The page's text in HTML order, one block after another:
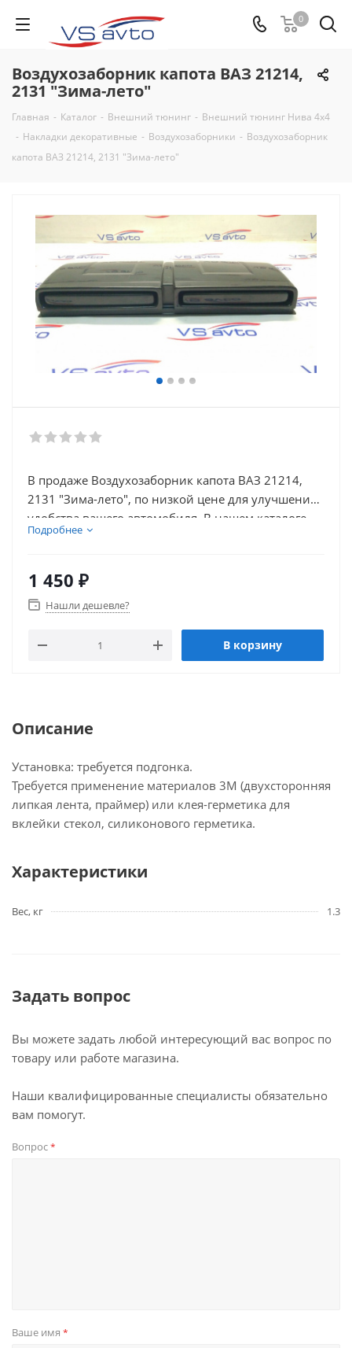
0
Воздухозаборник капота ВАЗ 21214,
2131 "Зима-лето"
Главная - Каталог - Внешний тюнинг - Внешний тюнинг Нива 4х4
- Накладки декоративные - Воздухозаборники - Воздухозаборник
капота ВАЗ 21214, 2131 "Зима-лето"
В продаже Воздухозаборник капота ВАЗ 21214,
2131 "Зима-лето", по низкой цене для улучшения
удобства вашего автомобиля. В нашем каталоге
так же присутствует множество товаров для
Подробнее
1 450 ₽
Нашли дешевле?
В корзину
Описание
Установка: требуется подгонка.
Требуется применение материалов 3М (двухсторонняя
липкая лента, праймер) или клея-герметика для
вклейки стекол, силиконового герметика.
Характеристики
Вес, кг 1.3
Задать вопрос
Вы можете задать любой интересующий вас вопрос по
товару или работе магазина.
Наши квалифицированные специалисты обязательно
вам помогут.
Вопрос*
Ваше имя *